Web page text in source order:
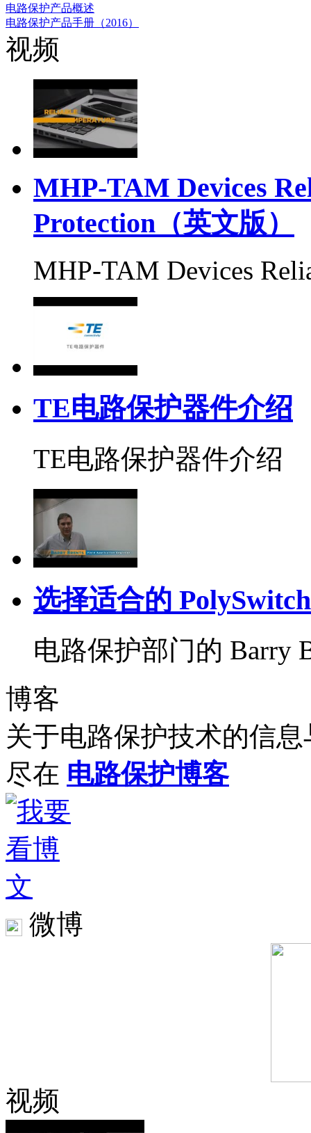
电路保护产品概述
电路保护产品手册（2016）
视频
MHP-TAM Devices
Protection（英文版）
MHP-TAM Devices
TE电路保护器件介绍
TE电路保护器件介绍
选择适合的
电路保护部门的 Barry
博客
关于电路保护技术的信
尽在 电路保护博客
微博
视频